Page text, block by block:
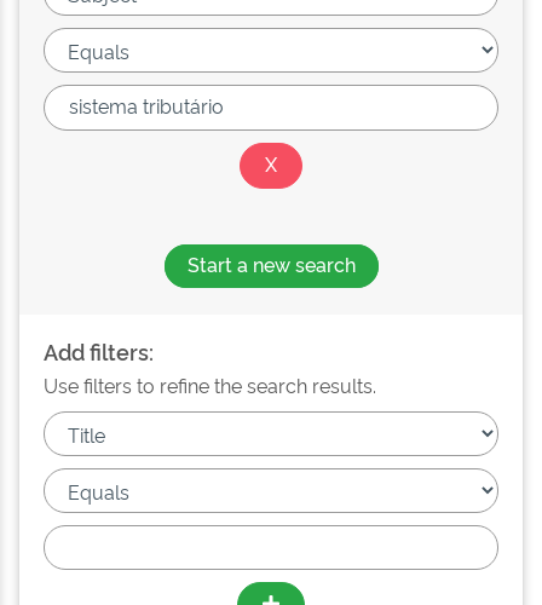
Start a new search
Add filters:
Use filters to refine the search results.